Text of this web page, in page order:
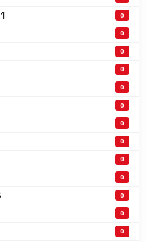
0
0
0
0
0
0
0
0
0
0
0
0
0